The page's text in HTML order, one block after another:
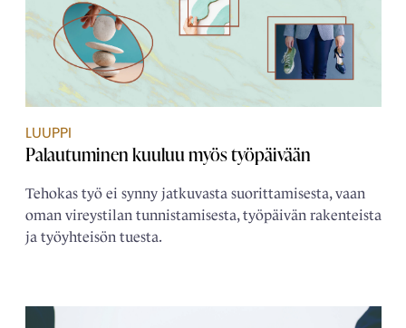
LUUPPI
Palautuminen kuuluu myös työpäivään
Tehokas työ ei synny jatkuvasta suorittamisesta, vaan
oman vireystilan tunnistamisesta, työpäivän rakenteista
ja työyhteisön tuesta.